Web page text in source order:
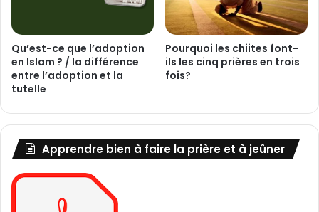
Qu’est-ce que l’adoption
en Islam ? / la différence
entre l’adoption et la
tutelle
Pourquoi les chiites font-
ils les cinq prières en trois
fois?
Apprendre bien à faire la prière et à jeûner